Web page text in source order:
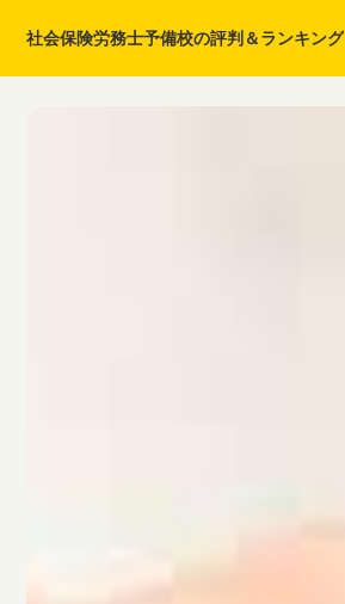
社会保険労務士予備校の評判＆ランキング